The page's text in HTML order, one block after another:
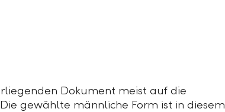
Dokument meist auf die
gewählte männliche Form ist in diesem